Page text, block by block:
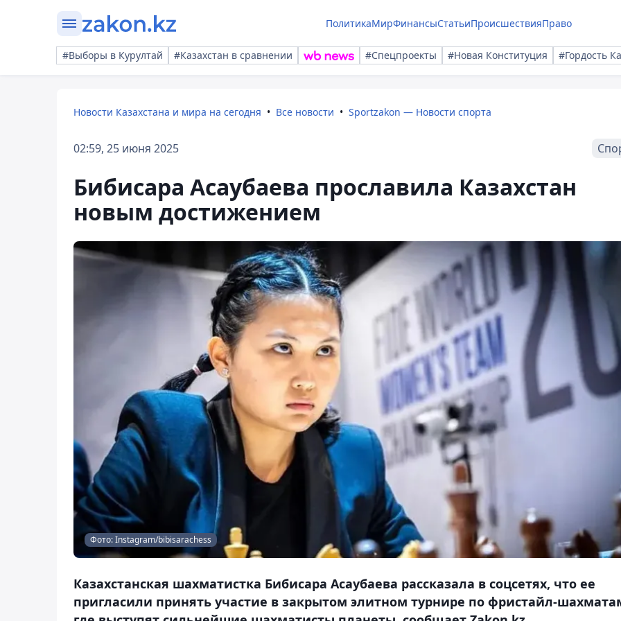
ПолитикаМирФинансыСтатьиПроисшествияПраво
#Выборы в Курултай #Казахстан в сравнении #Спецпроекты #Новая Конституция #Гордость
Новости Казахстана и мира на сегодня Все новости Sportzakon — Новости спорта
02:59, 25 июня 2025
Бибисара Асаубаева прославила Казахстан
новым достижением
Фото: Instagram/bibisarachess
Казахстанская шахматистка Бибисара Асаубаева рассказала в соцсетях, что ее
пригласили принять участие в закрытом элитном турнире по фристайл-